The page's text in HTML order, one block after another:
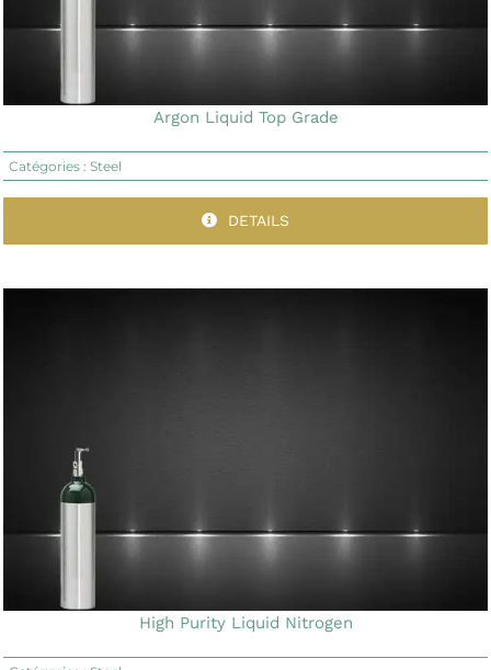
Argon Liquid Top Grade
Catégories : Steel
DETAILS
High Purity Liquid Nitrogen